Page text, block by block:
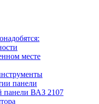
месте
панели
панели ВАЗ 2107